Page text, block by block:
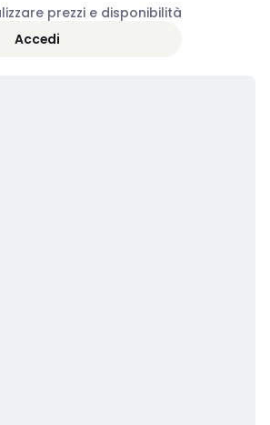
prezzi e disponibilità
Accedi